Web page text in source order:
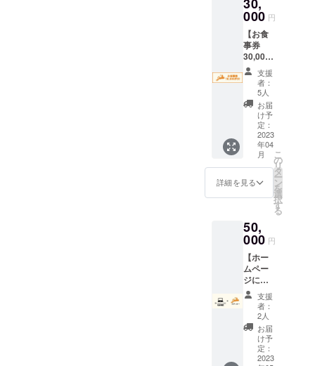
ません
がお釣
りのお
渡し、
現金と
の交換
はでき
ませ
ん。 ✓
店頭に
てお礼
のメー
ルを確
認し、
チケッ
トと引
期限は
発行日
月 ✓ご
予約の
優遇等
はあり
ませ
ん。 ✓
転売は
ご遠慮
くださ
い。
ン (ご希
望のサ
イズを
お選び
下さい)
サイ
ズ：S、
M、L、
XL、
2XL ✓
何口で
も購入
可能 ✓
デザイ
ンは1種
類 ✓T
白
000 円
【お食
事券
30,000
円分】
正式に
デザイ
ンした
お食事
券1,000
円×30枚
を書留
でお送
りしま
す。
SEDUM
でのお
金にご
利用い
ただけ
ます。
自分で
使って
も、プ
レゼン
トに
使って
もOK！
✓何口
でも購
支援
者：
5人
お届
け予
定：
2023
年04
月
詳細を見る
こ
の
リ
タ
ー
ン
を
選
択
す
る
50,
000 円
【ホー
ムペー
ジに名
前掲載
＋ス
テッ
カー】
泊夫婦
を全力
で応援
支援
者：
2人
お届
け予
定：
2023